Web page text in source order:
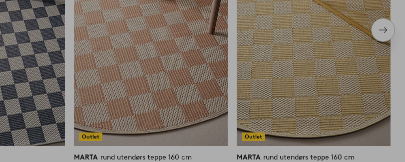
Outlet
MARTA rund utendørs teppe 160 cm
Outlet
MARTA rund utendørs teppe 160 cm
Neste